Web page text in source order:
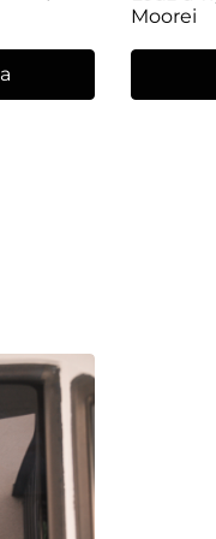
Moorei